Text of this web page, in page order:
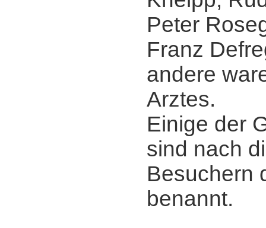
Peter
Franz
andere
Arztes.
Einige der
sind nach
Besuchern
benannt.